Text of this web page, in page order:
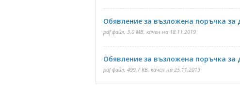
Обявление за възложена поръчка за
pdf файл, 3,0 MB, качен на 18.11.2019
Обявление за възложена поръчка за
pdf файл, 499,7 KB, качен на 25.11.2019